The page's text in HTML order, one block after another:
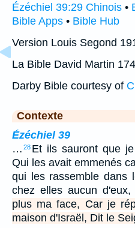
Ézéchiel 39:29 Chinois •
Bible Apps • Bible Hub
Version Louis Segond
La Bible David Martin
Darby Bible courtesy of
Contexte
Ézéchiel 39
… 28 Et ils sauront que
Qui les avait emmenés
qui les rassemble dans
chez elles aucun d'eux,
plus ma face, Car je
maison d'Israël, Dit le